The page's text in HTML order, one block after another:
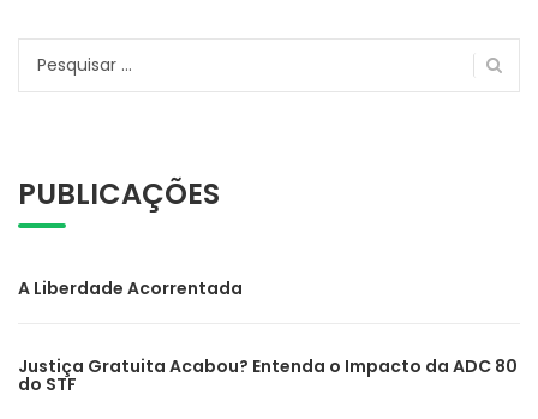
Pesquisar
PUBLICAÇÕES
A Liberdade Acorrentada
Justiça Gratuita Acabou? Entenda o Impacto da ADC 80
do STF